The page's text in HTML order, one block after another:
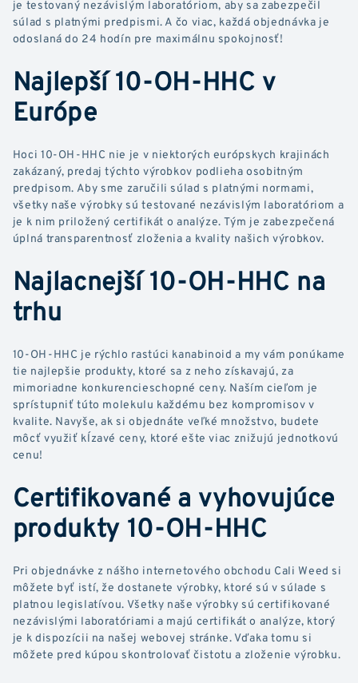
je testovaný nezávislým laboratóriom, aby sa zabezpečil
súlad s platnými predpismi. A čo viac, každá objednávka je
odoslaná do 24 hodín pre maximálnu spokojnosť!
Najlepší 10-OH-HHC v
Európe
Hoci 10-OH-HHC nie je v niektorých európskych krajinách
zakázaný, predaj týchto výrobkov podlieha osobitným
predpisom. Aby sme zaručili súlad s platnými normami,
všetky naše výrobky sú testované nezávislým laboratóriom a
je k nim priložený certifikát o analýze. Tým je zabezpečená
úplná transparentnosť zloženia a kvality našich výrobkov.
Najlacnejší 10-OH-HHC na
trhu
10-OH-HHC je rýchlo rastúci kanabinoid a my vám ponúkame
tie najlepšie produkty, ktoré sa z neho získavajú, za
mimoriadne konkurencieschopné ceny. Naším cieľom je
sprístupniť túto molekulu každému bez kompromisov v
kvalite. Navyše, ak si objednáte veľké množstvo, budete
môcť využiť kĺzavé ceny, ktoré ešte viac znižujú jednotkovú
cenu!
Certifikované a vyhovujúce
produkty 10-OH-HHC
Pri objednávke z nášho internetového obchodu Cali Weed si
môžete byť istí, že dostanete výrobky, ktoré sú v súlade s
platnou legislatívou. Všetky naše výrobky sú certifikované
nezávislými laboratóriami a majú certifikát o analýze, ktorý
je k dispozícii na našej webovej stránke. Vďaka tomu si
môžete pred kúpou skontrolovať čistotu a zloženie výrobku.